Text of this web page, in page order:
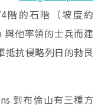
階的石階（坡度約
他率領的士兵而建
抵抗侵略列日的勃艮
到布倫山有三種方